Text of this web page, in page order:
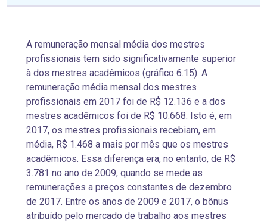
A remuneração mensal média dos mestres
profissionais tem sido significativamente superior
à dos mestres acadêmicos (gráfico 6.15). A
remuneração média mensal dos mestres
profissionais em 2017 foi de R$ 12.136 e a dos
mestres acadêmicos foi de R$ 10.668. Isto é, em
2017, os mestres profissionais recebiam, em
média, R$ 1.468 a mais por mês que os mestres
acadêmicos. Essa diferença era, no entanto, de R$
3.781 no ano de 2009, quando se mede as
remunerações a preços constantes de dezembro
de 2017. Entre os anos de 2009 e 2017, o bônus
atribuído pelo mercado de trabalho aos mestres